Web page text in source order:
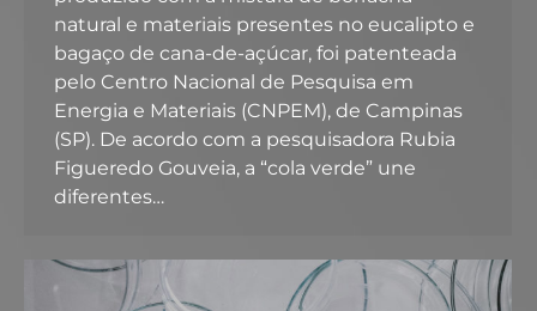
natural e materiais presentes no eucalipto e
bagaço de cana-de-açúcar, foi patenteada
pelo Centro Nacional de Pesquisa em
Energia e Materiais (CNPEM), de Campinas
(SP). De acordo com a pesquisadora Rubia
Figueredo Gouveia, a “cola verde” une
diferentes…